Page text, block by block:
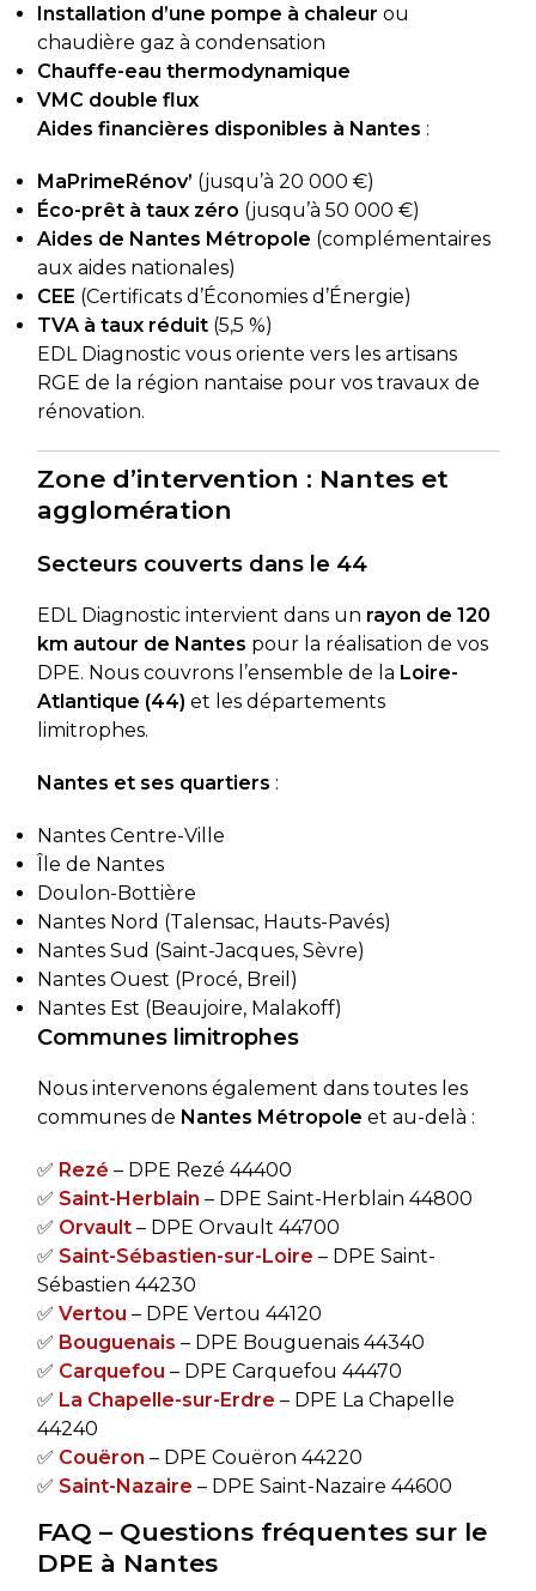
Installation d’une pompe à chaleur ou
chaudière gaz à condensation
Chauffe-eau thermodynamique
VMC double flux
Aides financières disponibles à Nantes :
MaPrimeRénov’ (jusqu’à 20 000 €)
Éco-prêt à taux zéro (jusqu’à 50 000 €)
Aides de Nantes Métropole (complémentaires
aux aides nationales)
CEE (Certificats d’Économies d’Énergie)
TVA à taux réduit(5,5 %)
EDL Diagnostic vous oriente vers les artisans
RGE de la région nantaise pour vos travaux de
rénovation.
Zone d’intervention : Nantes et
agglomération
Secteurs couverts dans le 44
EDL Diagnostic intervient dans un rayon de 120
km autour de Nantes pour la réalisation de vos
DPE. Nous couvrons l’ensemble de la Loire-
Atlantique (44) et les départements
limitrophes.
Nantes et ses quartiers :
Nantes Centre-Ville
Île de Nantes
Doulon-Bottière
Nantes Nord (Talensac, Hauts-Pavés)
Nantes Sud (Saint-Jacques, Sèvre)
Nantes Ouest (Procé, Breil)
Nantes Est (Beaujoire, Malakoff)
Communes limitrophes
Nous intervenons également dans toutes les
communes de Nantes Métropole et au-delà :
✅ Rezé – DPE Rezé 44400
✅ Saint-Herblain – DPE Saint-Herblain 44800
✅ Orvault– DPE Orvault 44700
✅ Saint-Sébastien-sur-Loire – DPE Saint-
Sébastien 44230
✅ Vertou – DPE Vertou 44120
✅ Bouguenais – DPE Bouguenais 44340
✅ Carquefou – DPE Carquefou 44470
✅ La Chapelle-sur-Erdre – DPE La Chapelle
44240
✅ Couëron – DPE Couëron 44220
✅ Saint-Nazaire – DPE Saint-Nazaire 44600
FAQ – Questions fréquentes sur le
DPE à Nantes